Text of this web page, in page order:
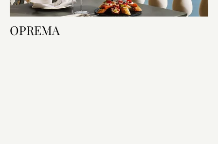
OPREMA